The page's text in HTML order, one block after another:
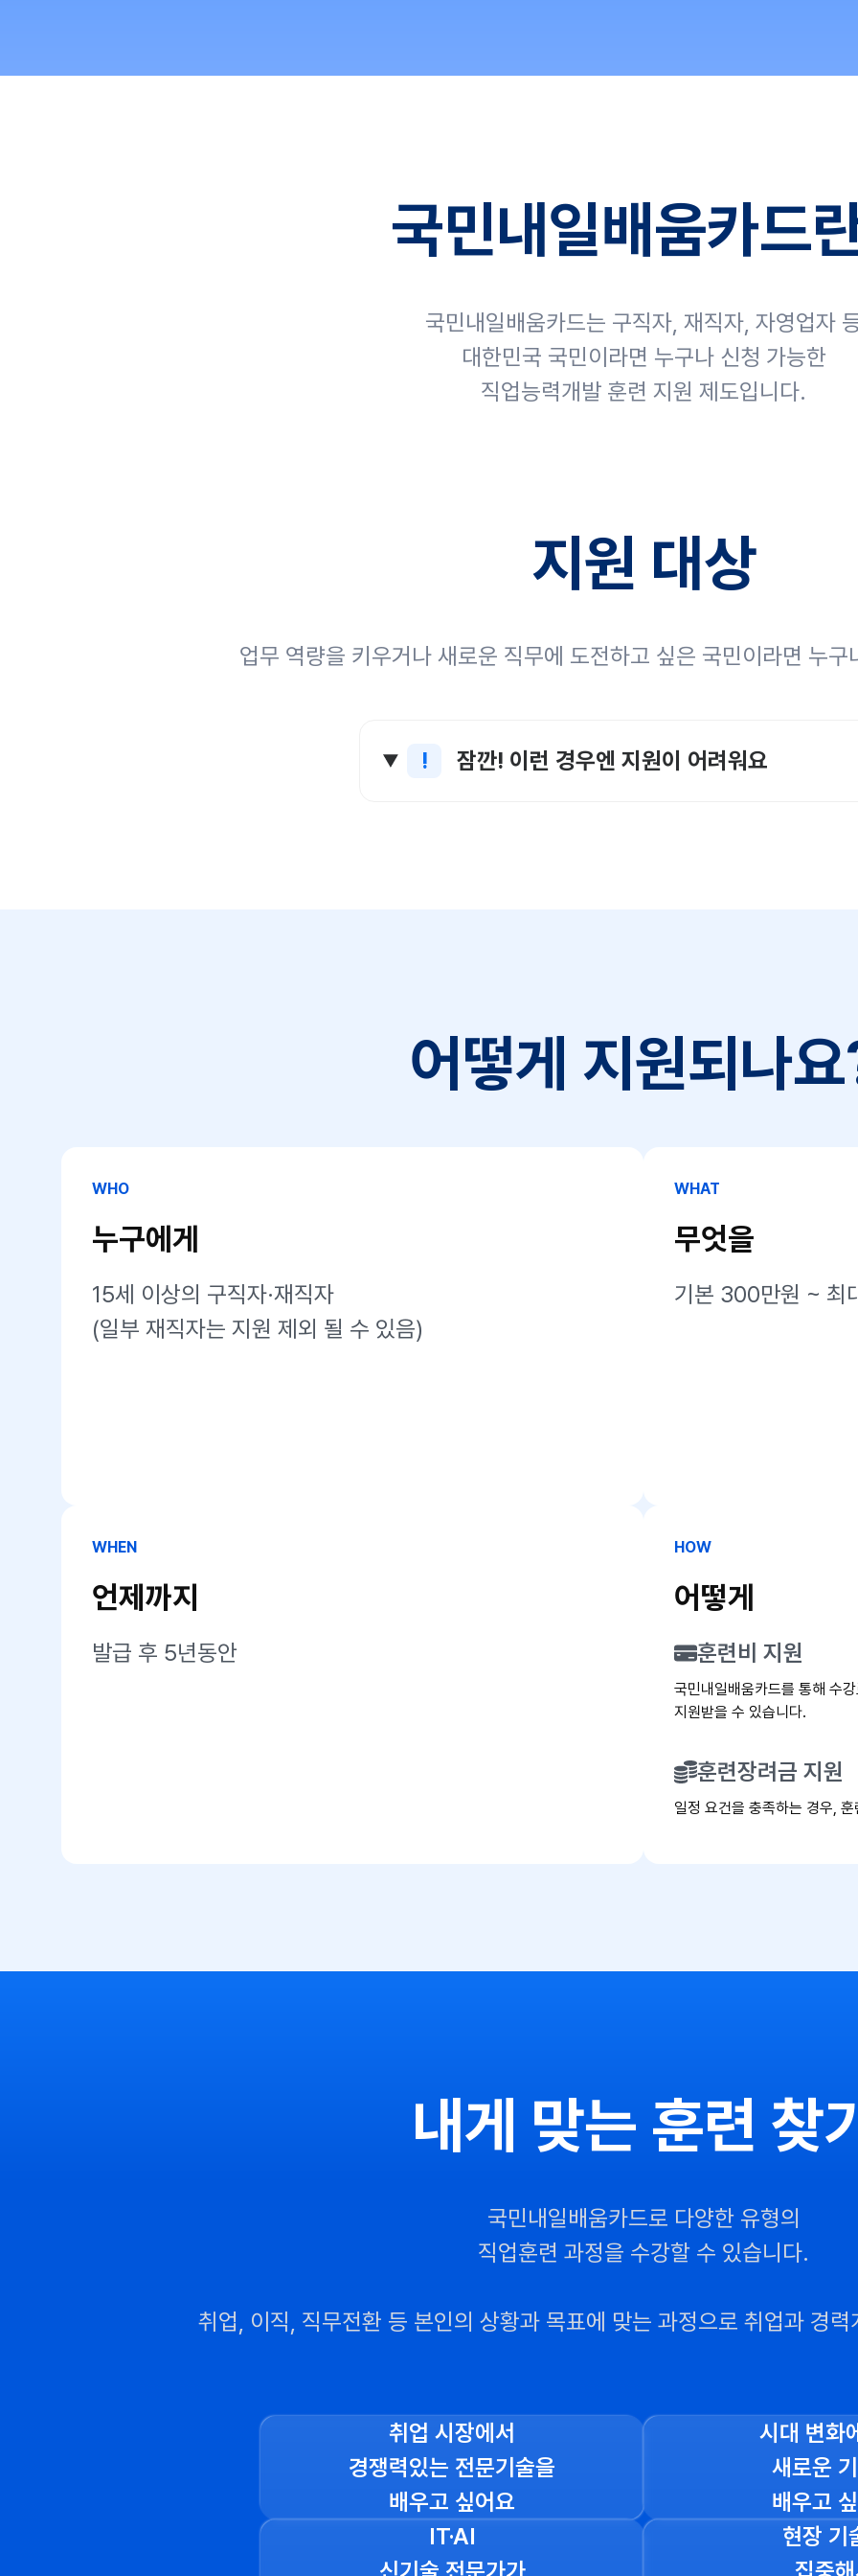
국민내일배움카드
국민내일배움카드는 구직자, 재직자, 자영업자
대한민국 국민이라면 누구나 신청 가능한
직업능력개발 훈련 지원 제도입니다.
지원 대상
업무 역량을 키우거나 새로운 직무에 도전하고 싶은 국민이라면 누구
! 잠깐! 이런 경우엔 지원이 어려워요
어떻게 지원되나
WHO
누구에게
15세 이상의 구직자·재직자
(일부 재직자는 지원 제외 될 수 있음)
WHAT
무엇을
기본 300만원 ~ 최
WHEN
언제까지
발급 후 5년동안
HOW
어떻게
훈련비 지원
국민내일배움카드를 통해 수
지원받을 수 있습니다.
훈련장려금 지원
일정 요건을 충족하는 경우,
내게 맞는 훈련 찾
국민내일배움카드로 다양한 유형의
직업훈련 과정을 수강할 수 있습니다.
취업, 이직, 직무전환 등 본인의 상황과 목표에 맞는 과정으로 취업과 경력
취업 시장에서
경쟁력있는 전문기술을
배우고 싶어요
시대 변화
새로운
배우고
IT·AI
현장 기